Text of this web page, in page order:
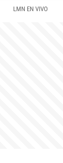
LMN EN VIVO